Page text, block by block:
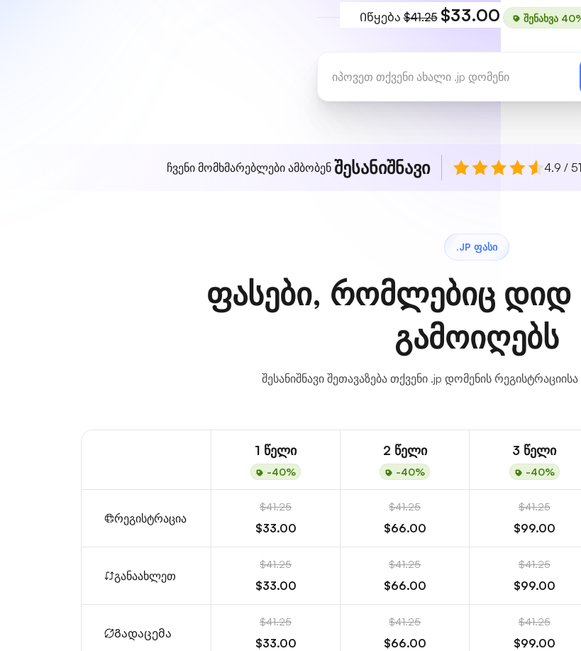
Იწყება$41.25 $33.00 შენახვა
ჩვენი მომხმარებლები ამბობენ შესანიშნავი 4.9 / 5
.JP ᲤᲐᲡᲘ
ფასები, რომლებიც დიდ
გამოიღებს
შესანიშნავი შეთავაზება თქვენი .jp დომენის
1 წელი
-40%
2 წელი
-40%
3 წელი
-40%
რეგისტრაცია
$41.25
$33.00
$41.25
$66.00
$41.25
$99.00
განაახლეთ
$41.25
$33.00
$41.25
$66.00
$41.25
$99.00
Გადაცემა
$41.25
$33.00
$41.25
$66.00
$41.25
$99.00